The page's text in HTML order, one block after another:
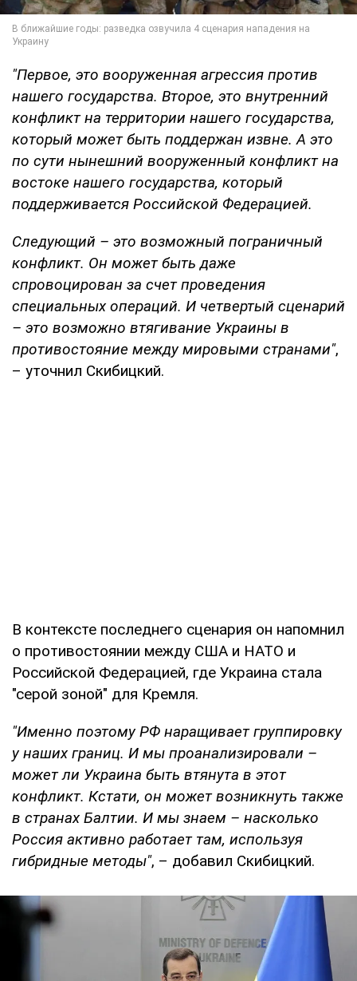
"Первое, это вооруженная агрессия против
нашего государства. Второе, это внутренний
конфликт на территории нашего государства,
который может быть поддержан извне. А это
по сути нынешний вооруженный конфликт на
востоке нашего государства, который
поддерживается Российской Федерацией.
Следующий – это возможный пограничный
конфликт. Он может быть даже
спровоцирован за счет проведения
специальных операций. И четвертый сценарий
– это возможно втягивание Украины в
противостояние между мировыми странами",
– уточнил Скибицкий.
В контексте последнего сценария он напомнил
о противостоянии между США и НАТО и
Российской Федерацией, где Украина стала
"серой зоной" для Кремля.
"Именно поэтому РФ наращивает группировку
у наших границ. И мы проанализировали –
может ли Украина быть втянута в этот
конфликт. Кстати, он может возникнуть также
в странах Балтии. И мы знаем – насколько
Россия активно работает там, используя
гибридные методы", – добавил Скибицкий.